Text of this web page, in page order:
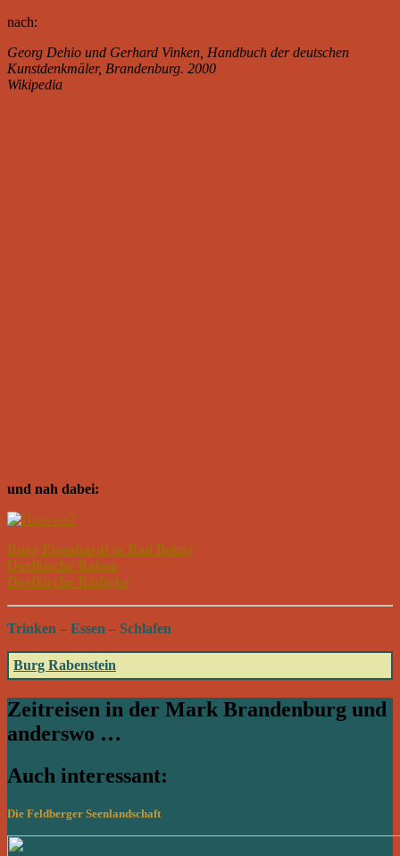
nach:
Georg Dehio und Gerhard Vinken, Handbuch der deutschen
Kunstdenkmäler, Brandenburg. 2000
Wikipedia
und nah dabei:
Burg Eisenhardt in Bad Belzig
Dorfkirche Raben
Dorfkirche Rädigke
Trinken – Essen – Schlafen
Burg Rabenstein
Zeitreisen in der Mark Brandenburg und
anderswo …
Auch interessant:
Die Feldberger Seenlandschaft